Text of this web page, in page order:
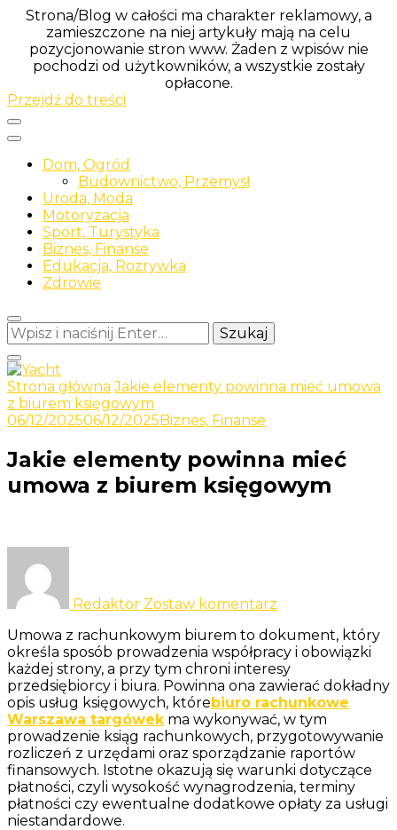
Strona/Blog w całości ma charakter reklamowy, a
zamieszczone na niej artykuły mają na celu
pozycjonowanie stron www. Żaden z wpisów nie
pochodzi od użytkowników, a wszystkie zostały
opłacone.
Przejdź do treści
Dom, Ogród
Budownictwo, Przemysł
Uroda, Moda
Motoryzacja
Sport, Turystyka
Biznes, Finanse
Edukacja, Rozrywka
Zdrowie
Szukasz
czegoś?
Yacht
Odkrywaj nowe i ciekawe informacje
Strona główna Jakie elementy powinna mieć umowa
z biurem księgowym
06/12/202506/12/2025Biznes, Finanse
Jakie elementy powinna mieć
umowa z biurem księgowym
Redaktor Zostaw komentarz
umowa
z
biurem
księgowym
Umowa z rachunkowym biurem to dokument, który
określa sposób prowadzenia współpracy i obowiązki
każdej strony, a przy tym chroni interesy
przedsiębiorcy i biura. Powinna ona zawierać dokładny
opis usług księgowych, którebiuro rachunkowe
Warszawa targówekma wykonywać, w tym
prowadzenie ksiąg rachunkowych, przygotowywanie
rozliczeń z urzędami oraz sporządzanie raportów
finansowych. Istotne okazują się warunki dotyczące
płatności, czyli wysokość wynagrodzenia, terminy
płatności czy ewentualne dodatkowe opłaty za usługi
niestandardowe.